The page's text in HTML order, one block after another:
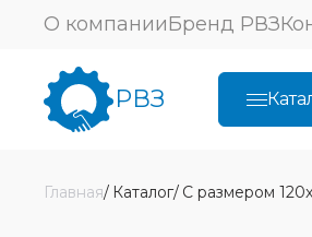
О компанииБренд РВЗ
РВЗ
Главная Каталог С размером